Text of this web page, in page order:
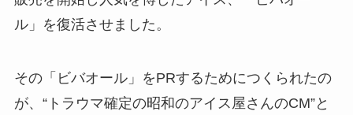
ル」を復活させました。
その「ビバオール」をPRするためにつくられたの
が、“トラウマ確定の昭和のアイス屋さんのCM”と